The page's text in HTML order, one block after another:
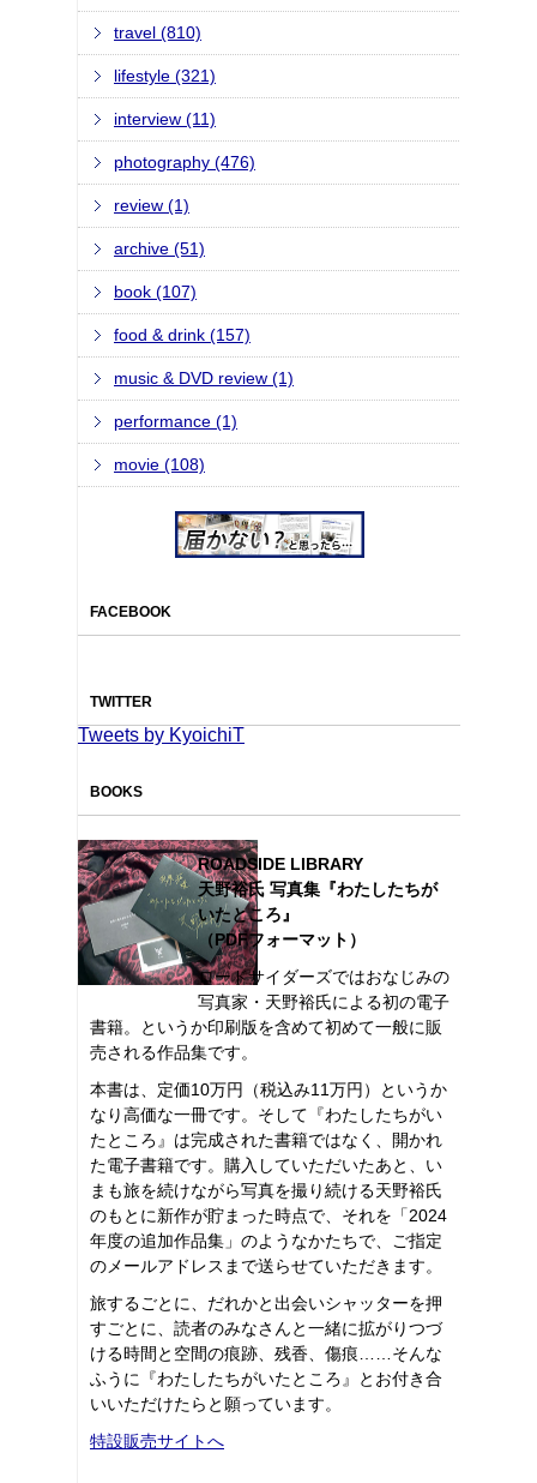
travel (810)
lifestyle (321)
interview (11)
photography (476)
review (1)
archive (51)
book (107)
food & drink (157)
music & DVD review (1)
performance (1)
movie (108)
FACEBOOK
TWITTER
Tweets by KyoichiT
BOOKS
ROADSIDE LIBRARY
天野裕氏 写真集『わたしたちが
いたところ』
（PDFフォーマット）
ロードサイダーズではおなじみの
写真家・天野裕氏による初の電子
書籍。というか印刷版を含めて初めて一般に販
売される作品集です。
本書は、定価10万円（税込み11万円）というか
なり高価な一冊です。そして『わたしたちがい
たところ』は完成された書籍ではなく、開かれ
た電子書籍です。購入していただいたあと、い
まも旅を続けながら写真を撮り続ける天野裕氏
のもとに新作が貯まった時点で、それを「2024
年度の追加作品集」のようなかたちで、ご指定
のメールアドレスまで送らせていただきます。
旅するごとに、だれかと出会いシャッターを押
すごとに、読者のみなさんと一緒に拡がりつづ
ける時間と空間の痕跡、残香、傷痕……そんな
ふうに『わたしたちがいたところ』とお付き合
いいただけたらと願っています。
特設販売サイトへ